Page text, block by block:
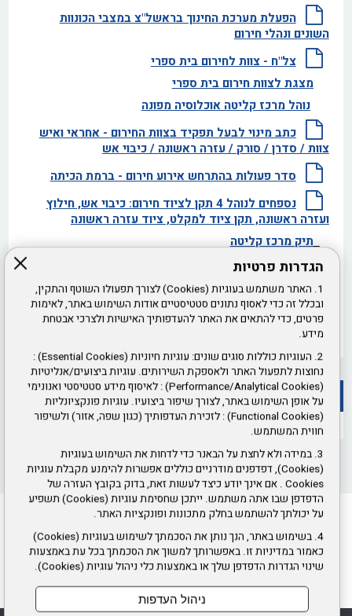
הגדרות פרטיות
1. האתר משתמש בעוגיות (Cookies) לצורך תפעולו השוטף והתקין,
ובכלל זה כדי לאסוף נתונים סטטיסטיים אודות השימוש באתר, לאימות
פרטים, כדי להתאים את האתר להעדפותיך האישיות ולצרכי אבטחת
מידע.
2. העוגיות כוללות סוגים שונים: עוגיות חיוניות (Essential Cookies) :
נחוצות לתפעול האתר ולאספקת השירותים. עוגיות ביצועים/אנליטיות
(Performance/Analytical Cookies) : לאיסוף מידע סטטיסטי ואנונימי
על אופן השימוש באתר, לצורך שיפור ביצועיו. עוגיות פונקציונליות
(Functional Cookies) : לזכירת העדפותיך (כגון שפה, אזור) ולשיפור
חווית המשתמש.
3. במידה ולא לחצת על הבאנר כדי לדחות את השימוש בעוגיות
(Cookies), דפדפנים מודרניים כוללים אפשרות להימנע מקבלת עוגיות
Cookies . אם אינך יודע כיצד לעשות זאת, בדוק בקובץ העזרה של
הדפדפן שבו אתה משתמש. ייתכן שחסימת עוגיות (Cookies) תשפיע
על יכולתך להשתמש בחלק מתכונות ופונקציות האתר.
4. בשימוש באתר, הנך נותן את הסכמתך לשימוש בעוגיות (Cookies)
כאמור במדיניות זו. באפשרותך למשוך את הסכמתך בכל עת באמצעות
שינוי הגדרות הדפדפן שלך או באמצעות כלי ניהול עוגיות (Cookies).
ניהול העדפות
הפעלת מערכת החינוך בראשל"צ במצבי הכונוות
השונים ונהלי חירום
צל"ח - צוות לחירום בית ספרי
מצגת לצוות חירום בית ספרי
נוהל מרכז קליטה אוכלוסיה מפונה
כתב מינוי לבעל תפקיד בצוות החירום - אחראי ואיש
צוות / סדרן / סורק / עזרה ראשונה / כיבוי אש
סדר פעולות בהתרחש אירוע חירום - ברמת הכיתה
נספחים לנוהל 4 תקן לציוד חירום: כיבוי אש, חילוץ
ועזרה ראשונה, תקן ציוד למקלט, ציוד עזרה ראשונה
תיק מרכז קליטה
הדפס
אתר אגף ביטחון
הצטרפו אלינו ברשתות החברתיות